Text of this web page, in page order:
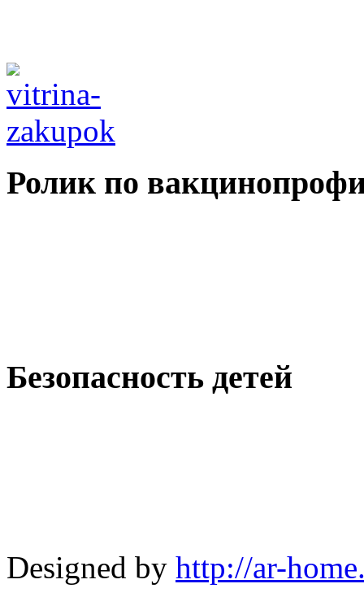
Ролик по
Безопасность детей
Designed by http://ar-